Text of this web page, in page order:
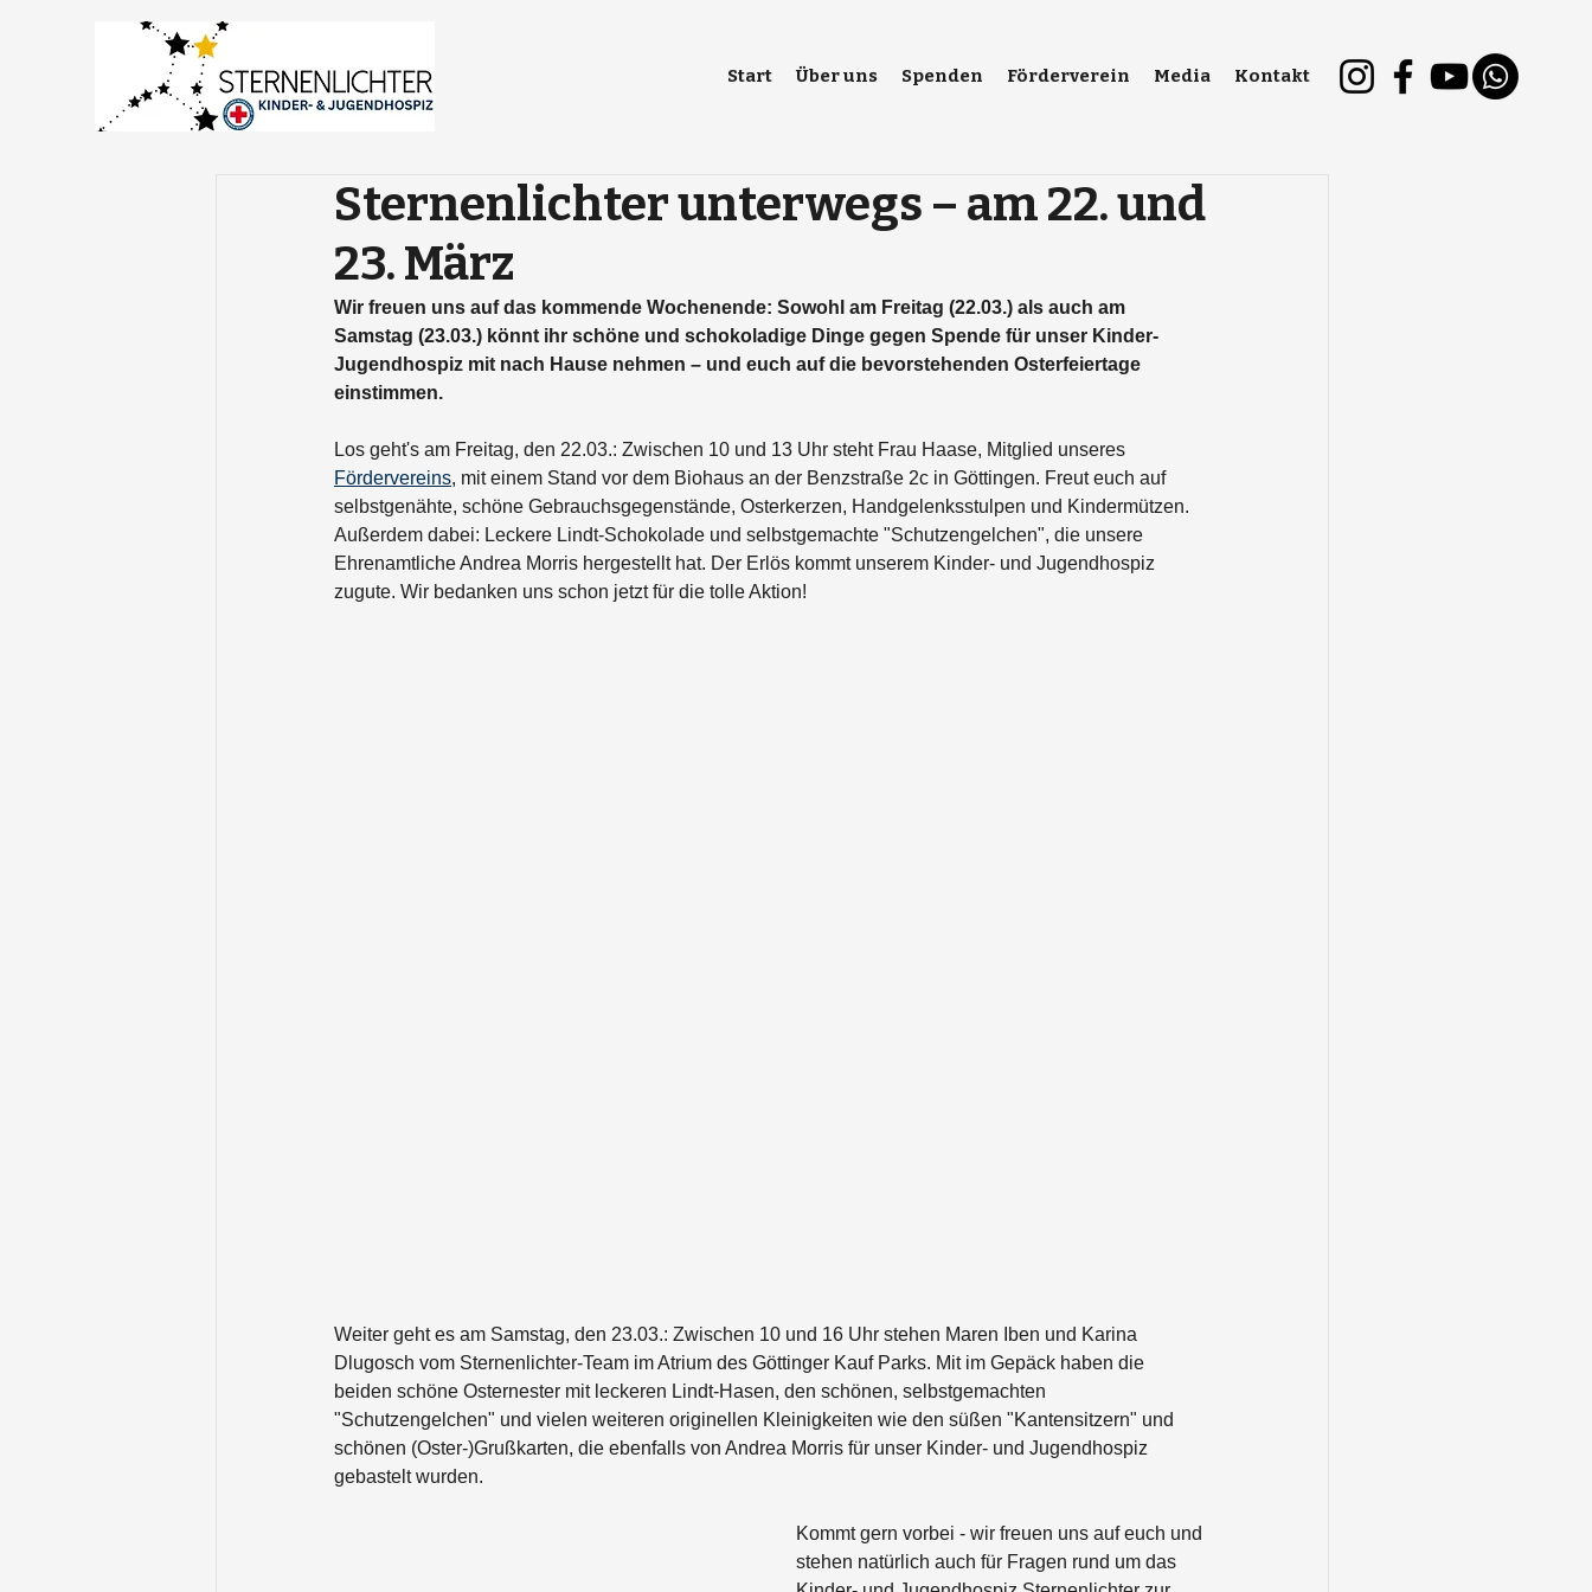
Start Über uns Spenden Förderverein Media Kontakt
Sternenlichter unterwegs – am 22. und
23. März
Wir freuen uns auf das kommende Wochenende: Sowohl am Freitag (22.03.) als auch am
Samstag (23.03.) könnt ihr schöne und schokoladige Dinge gegen Spende für unser Kinder-
Jugendhospiz mit nach Hause nehmen – und euch auf die bevorstehenden Osterfeiertage
einstimmen.
Los geht's am Freitag, den 22.03.: Zwischen 10 und 13 Uhr steht Frau Haase, Mitglied unseres
Fördervereins, mit einem Stand vor dem Biohaus an der Benzstraße 2c in Göttingen. Freut euch auf
selbstgenähte, schöne Gebrauchsgegenstände, Osterkerzen, Handgelenksstulpen und Kindermützen.
Außerdem dabei: Leckere Lindt-Schokolade und selbstgemachte "Schutzengelchen", die unsere
Ehrenamtliche Andrea Morris hergestellt hat. Der Erlös kommt unserem Kinder- und Jugendhospiz
zugute. Wir bedanken uns schon jetzt für die tolle Aktion!
Weiter geht es am Samstag, den 23.03.: Zwischen 10 und 16 Uhr stehen Maren Iben und Karina
Dlugosch vom Sternenlichter-Team im Atrium des Göttinger Kauf Parks. Mit im Gepäck haben die
beiden schöne Osternester mit leckeren Lindt-Hasen, den schönen, selbstgemachten
"Schutzengelchen" und vielen weiteren originellen Kleinigkeiten wie den süßen "Kantensitzern" und
schönen (Oster-)Grußkarten, die ebenfalls von Andrea Morris für unser Kinder- und Jugendhospiz
gebastelt wurden.
Kommt gern vorbei - wir freuen uns auf euch und
stehen natürlich auch für Fragen rund um das